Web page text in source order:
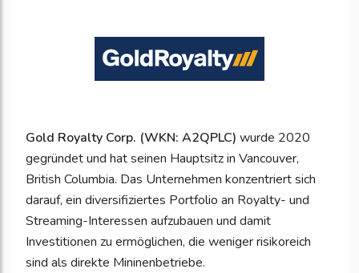
Gold Royalty Corp. (WKN: A2QPLC) wurde 2020
gegründet und hat seinen Hauptsitz in Vancouver,
British Columbia. Das Unternehmen konzentriert sich
darauf, ein diversifiziertes Portfolio an Royalty- und
Streaming-Interessen aufzubauen und damit
Investitionen zu ermöglichen, die weniger risikoreich
sind als direkte Mininenbetriebe.